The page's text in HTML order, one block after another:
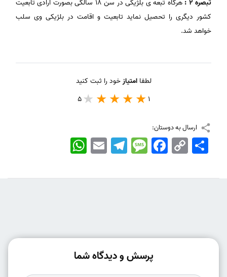
تبصره 2 :
هرگاه تبعه ی بلژیکی در سن 18 سالگی بصورت ارادی تابعیت
کشور دیگری را تحصیل نماید تابعیت و اقامت در بلژیکی وی سلب
خواهد شد.
لطفاامتیازخود را ثبت کنید
1
5
ارسال به دوستان:
WhatsApp EmailTelegramMessageFacebook Copy
Link
اشتراک
پرسش و دیدگاه شما